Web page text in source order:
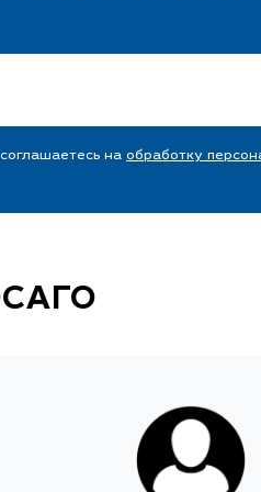
на обработку